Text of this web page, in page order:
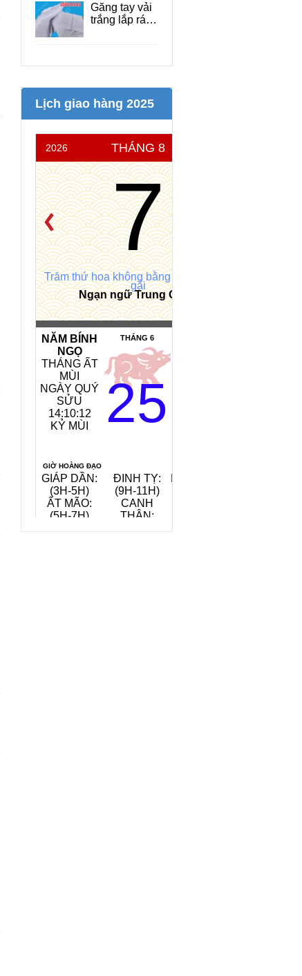
Găng tay vải
trắng lắp ráp
Lịch giao hàng 2025
2026 THÁNG 8
7
Trăm thứ hoa không bằng thứ hoa con
gái
Ngạn ngữ Trung Quốc
NĂM BÍNH
NGỌ
THÁNG ẤT
MÙI
NGÀY QUÝ
SỬU
14:10:13
KỶ MÙI
THÁNG 6
25
GIỜ HOÀNG ĐẠO
GIÁP DẦN:
(3H-5H)
ẤT MÃO:
(5H-7H)
ĐINH TỴ:
(9H-11H)
CANH
THÂN: